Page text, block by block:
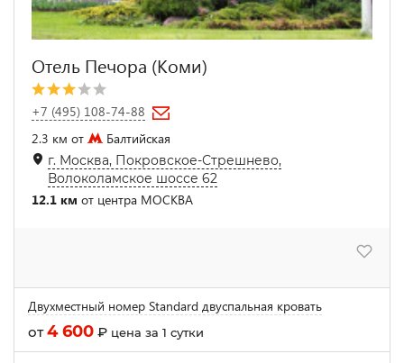
Отель Печора (Коми)
+7 (495) 108-74-88
2.3 км от
Балтийская
г. Москва, Покровское-Стрешнево,
Волоколамское шоссе 62
12.1 км от центра МОСКВА
Двухместный номер Standard двуспальная кровать
от4 600 ₽ цена за 1 сутки